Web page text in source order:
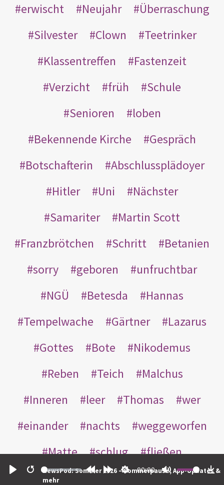
Restart
00:00
NewsPod: Sommer 2026 – Sommerpause, App-Updates &
mehr
erwischt
Neujahr
Überraschung
Silvester
Clown
Teetrinker
Klassentreffen
Fastenzeit
Verzicht
früh
Schule
Senioren
loben
Bekennende Kirche
Gespräch
Botschafterin
Abschlussplädoyer
Hitler
Uni
Nächster
Samariter
Martin Scott
Franzbrötchen
Schritt
Betanien
sorry
geboren
unfruchtbar
NGÜ
Betesda
Hannas
Tempelwache
Gärtner
Lazarus
Gottes
Bote
Nikodemus
Reben
Teich
Malchus
Inneren
leer Thomas
wer
einander
nachts
weggeworfen
Matte
schlug
fließen
Rabbuni
Martha Opferlamm